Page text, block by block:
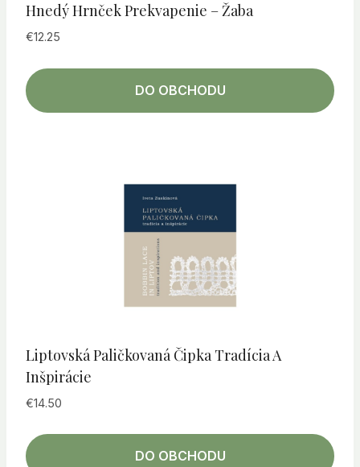
Hnedý Hrnček Prekvapenie – Žaba
€12.25
DO OBCHODU
Liptovská Paličkovaná Čipka Tradícia A
Inšpirácie
€14.50
DO OBCHODU